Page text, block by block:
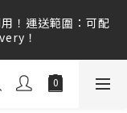
！運送範圍：可配
！
！運送範圍：可配
！
單資訊、補運費差
何疑慮可撥打165